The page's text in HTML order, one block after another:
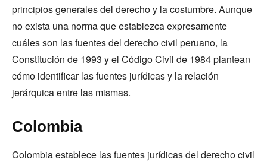
principios generales del derecho y la costumbre. Aunque
no exista una norma que establezca expresamente
cuáles son las fuentes del derecho civil peruano, la
Constitución de 1993 y el Código Civil de 1984 plantean
cómo identificar las fuentes jurídicas y la relación
jerárquica entre las mismas.
Colombia
Colombia establece las fuentes jurídicas del derecho civil